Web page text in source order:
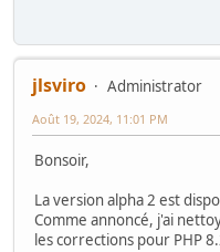
jlsviro
Administrator
Août 19, 2024, 11:01 PM
Bonsoir,
La version alpha 2 est
Comme annoncé, j'ai
les corrections pour PHP